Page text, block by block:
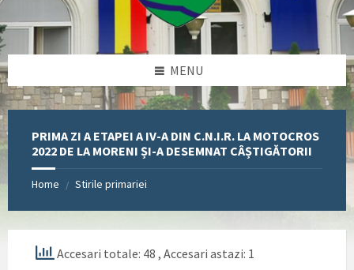
MENU
PRIMA ZI A ETAPEI A IV-A DIN C.N.I.R. LA MOTOCROS
2022 DE LA MORENI ȘI-A DESEMNAT CÂȘTIGĂTORII
Home / Stirile primariei
Accesari totale: 48 , Accesari astazi: 1